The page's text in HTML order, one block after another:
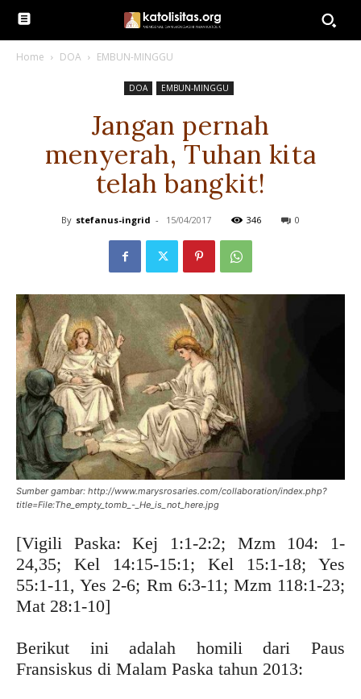
Home DOA EMBUN-MINGGU
DOA EMBUN-MINGGU
Jangan pernah
menyerah, Tuhan kita
telah bangkit!
By stefanus-ingrid - 15/04/2017 346 0
Sumber gambar: http://www.marysrosaries.com/collaboration/index.php?
title=File:The_empty_tomb_-_He_is_not_here.jpg
[Vigili Paska: Kej 1:1-2:2; Mzm 104: 1-
24,35; Kel 14:15-15:1; Kel 15:1-18; Yes
55:1-11, Yes 2-6; Rm 6:3-11; Mzm 118:1-23;
Mat 28:1-10]
Berikut ini adalah homili dari Paus
Fransiskus di Malam Paska tahun 2013: